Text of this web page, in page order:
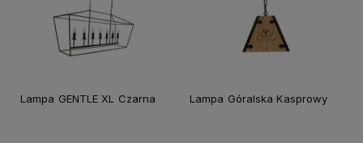
Lampa GENTLE XL Czarna Lampa Góralska Kasprowy